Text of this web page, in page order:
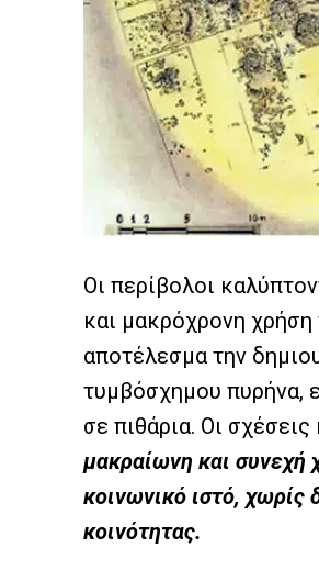
Οι περίβολοι
και μακρόχρονη
αποτέλεσμα την
τυμβόσχημου πυρήνα,
σε πιθάρια. Οι
μακραίωνη και συνεχή
κοινωνικό ιστό, χωρίς
κοινότητας.